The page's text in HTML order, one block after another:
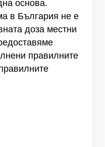
основа.
в България не е
доза местни
правилните